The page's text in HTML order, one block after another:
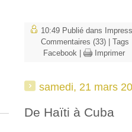
10:49 Publié dans
Commentaires (33) |
Facebook
Imprimer
samedi, 21 mars
De Haïti à Cuba